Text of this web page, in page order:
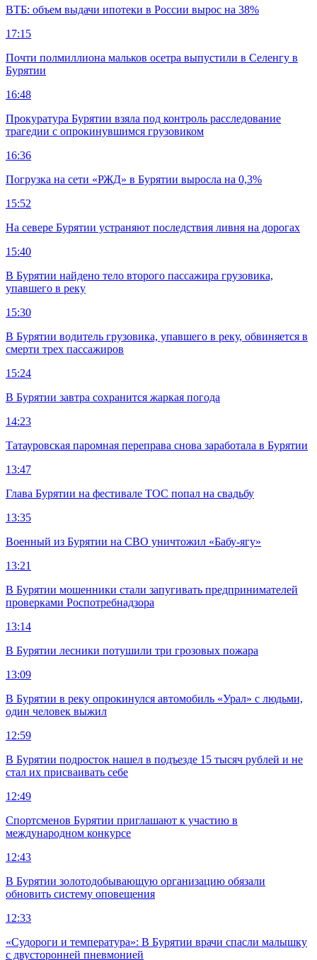
ВТБ: объем выдачи ипотеки в России вырос на 38%
17:15
Почти полмиллиона мальков осетра выпустили в Селенгу в
Бурятии
16:48
Прокуратура Бурятии взяла под контроль расследование
трагедии с опрокинувшимся грузовиком
16:36
Погрузка на сети «РЖД» в Бурятии выросла на 0,3%
15:52
На севере Бурятии устраняют последствия ливня на дорогах
15:40
В Бурятии найдено тело второго пассажира грузовика,
упавшего в реку
15:30
В Бурятии водитель грузовика, упавшего в реку, обвиняется в
смерти трех пассажиров
15:24
В Бурятии завтра сохранится жаркая погода
14:23
Татауровская паромная переправа снова заработала в Бурятии
13:47
Глава Бурятии на фестивале ТОС попал на свадьбу
13:35
Военный из Бурятии на СВО уничтожил «Бабу-ягу»
13:21
В Бурятии мошенники стали запугивать предпринимателей
проверками Роспотребнадзора
13:14
В Бурятии лесники потушили три грозовых пожара
13:09
В Бурятии в реку опрокинулся автомобиль «Урал» с людьми,
один человек выжил
12:59
В Бурятии подросток нашел в подъезде 15 тысяч рублей и не
стал их присваивать себе
12:49
Спортсменов Бурятии приглашают к участию в
международном конкурсе
12:43
В Бурятии золотодобывающую организацию обязали
обновить систему оповещения
12:33
«Судороги и температура»: В Бурятии врачи спасли малышку
с двусторонней пневмонией